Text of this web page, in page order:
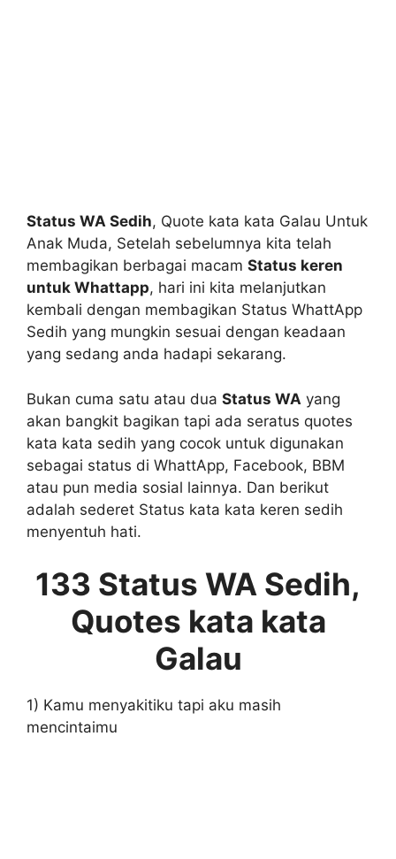
Status WA Sedih, Quote kata kata Galau Untuk
Anak Muda, Setelah sebelumnya kita telah
membagikan berbagai macam Status keren
untuk Whattapp, hari ini kita melanjutkan
kembali dengan membagikan Status WhattApp
Sedih yang mungkin sesuai dengan keadaan
yang sedang anda hadapi sekarang.
Bukan cuma satu atau dua Status WA yang
akan bangkit bagikan tapi ada seratus quotes
kata kata sedih yang cocok untuk digunakan
sebagai status di WhattApp, Facebook, BBM
atau pun media sosial lainnya. Dan berikut
adalah sederet Status kata kata keren sedih
menyentuh hati.
133 Status WA Sedih,
Quotes kata kata
Galau
1) Kamu menyakitiku tapi aku masih
mencintaimu